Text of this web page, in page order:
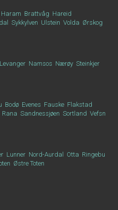
Haram Brattvåg Hareid
Sykkylven Ulstein Volda Ørskog
Levanger Namsos Nærøy Steinkjer
Bodø Evenes Fauske Flakstad
Rana Sandnessjøen Sortland Vefsn
Lunner Nord-Aurdal Otta Ringebu
Østre Toten